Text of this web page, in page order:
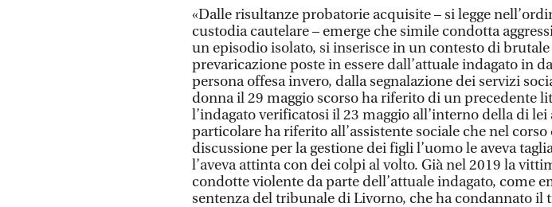
«Dalle risultanze probatorie acquisite – si legge
custodia cautelare – emerge che simile condotta
un episodio isolato, si inserisce in un contesto di brutale
prevaricazione poste in essere dall’attuale indagato in
persona offesa invero, dalla segnalazione dei servizi
donna il 29 maggio scorso ha riferito di un precedente
l’indagato verificatosi il 23 maggio all’interno della di
particolare ha riferito all’assistente sociale che nel corso
discussione per la gestione dei figli l’uomo le aveva
l’aveva attinta con dei colpi al volto. Già nel 2019 la
condotte violente da parte dell’attuale indagato, come
sentenza del tribunale di Livorno, che ha condannato il